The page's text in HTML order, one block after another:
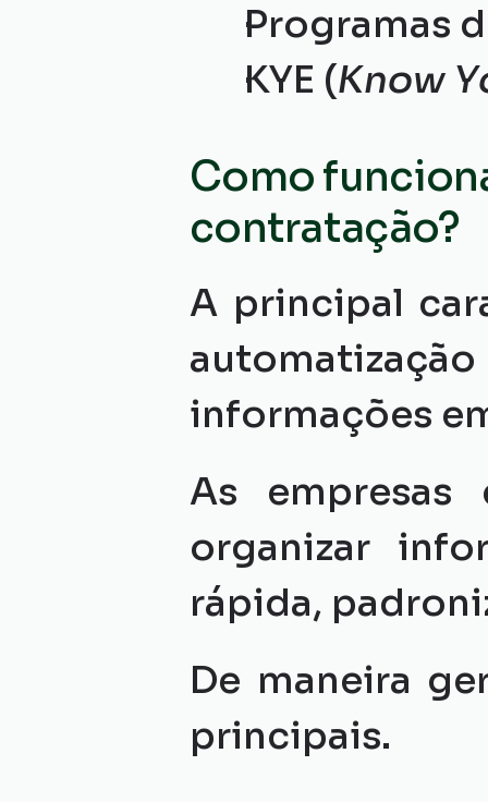
Programas
KYE (Know
Como
contratação?
A principal
informações
As empresas
organizar
rápida,
De maneira
principais.